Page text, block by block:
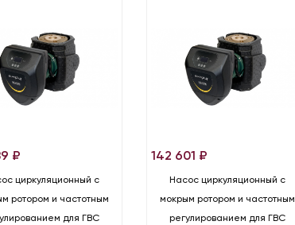
₽
циркуляционный с
ротором и частотным
для ГВС
142 601 ₽
Насос циркуляционный с
мокрым ротором и частотным
регулированием для ГВС